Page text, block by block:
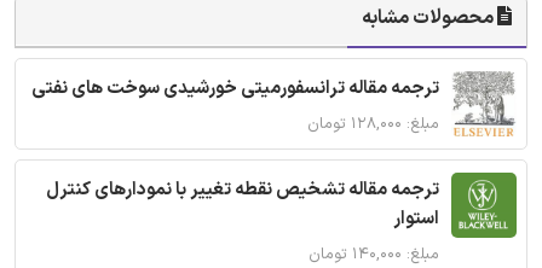
محصولات مشابه
ترجمه مقاله ترانسفورمیتی خورشیدی سوخت های نفتی
مبلغ: ۱۲۸,۰۰۰ تومان
ترجمه مقاله تشخیص نقطه تغییر با نمودارهای کنترل
استوار
مبلغ: ۱۴۰,۰۰۰ تومان